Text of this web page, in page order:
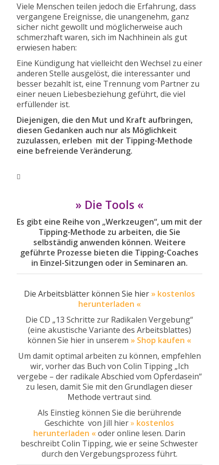
Viele Menschen teilen jedoch die Erfahrung, dass
vergangene Ereignisse, die unangenehm, ganz
sicher nicht gewollt und möglicherweise auch
schmerzhaft waren, sich im Nachhinein als gut
erwiesen haben:
Eine Kündigung hat vielleicht den Wechsel zu einer
anderen Stelle ausgelöst, die interessanter und
besser bezahlt ist, eine Trennung vom Partner zu
einer neuen Liebesbeziehung geführt, die viel
erfüllender ist.
Diejenigen, die den Mut und Kraft aufbringen,
diesen Gedanken auch nur als Möglichkeit
zuzulassen, erleben mit der Tipping-Methode
eine befreiende Veränderung.
» Die Tools «
Es gibt eine Reihe von „Werkzeugen“, um mit der
Tipping-Methode zu arbeiten, die Sie
selbständig anwenden können. Weitere
geführte Prozesse bieten die Tipping-Coaches
in Einzel-Sitzungen oder in Seminaren an.
Die Arbeitsblätter können Sie hier» kostenlos
herunterladen «
Die CD „13 Schritte zur Radikalen Vergebung“
(eine akustische Variante des Arbeitsblattes)
können Sie hier in unserem » Shop kaufen «
Um damit optimal arbeiten zu können, empfehlen
wir, vorher das Buch von Colin Tipping „Ich
vergebe – der radikale Abschied vom Opferdasein“
zu lesen, damit Sie mit den Grundlagen dieser
Methode vertraut sind.
Als Einstieg können Sie die berührende
Geschichte von Jill hier» kostenlos
herunterladen «oder online lesen. Darin
beschreibt Colin Tipping, wie er seine Schwester
durch den Vergebungsprozess führt.